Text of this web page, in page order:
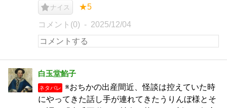
ナイス ★5
コメント(0) 2025/12/04
白玉堂餡子
ネタバレ
※おちかの出産間近、怪談は控えていた時
にやってきた話し手が連れてきたうりんぼ様とそ